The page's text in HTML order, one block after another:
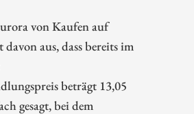
von Kaufen auf
aus, dass bereits im
beträgt 13,05
gesagt, bei dem